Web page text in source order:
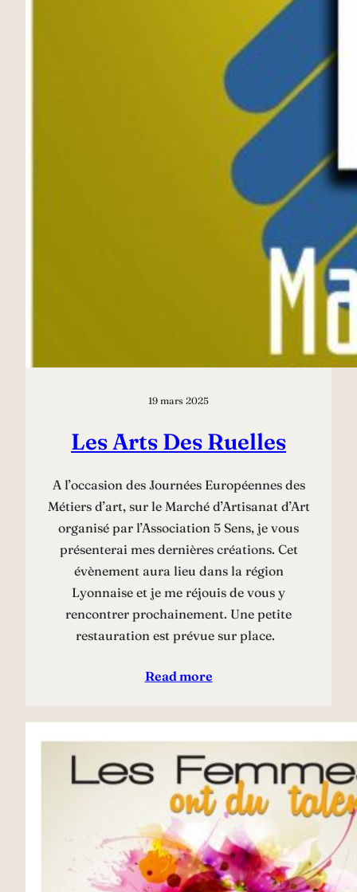
19 mars 2025
Les Arts Des Ruelles
A l’occasion des Journées Européennes des
Métiers d’art, sur le Marché d’Artisanat d’Art
organisé par l’Association 5 Sens, je vous
présenterai mes dernières créations. Cet
évènement aura lieu dans la région
Lyonnaise et je me réjouis de vous y
rencontrer prochainement. Une petite
restauration est prévue sur place.
Read more